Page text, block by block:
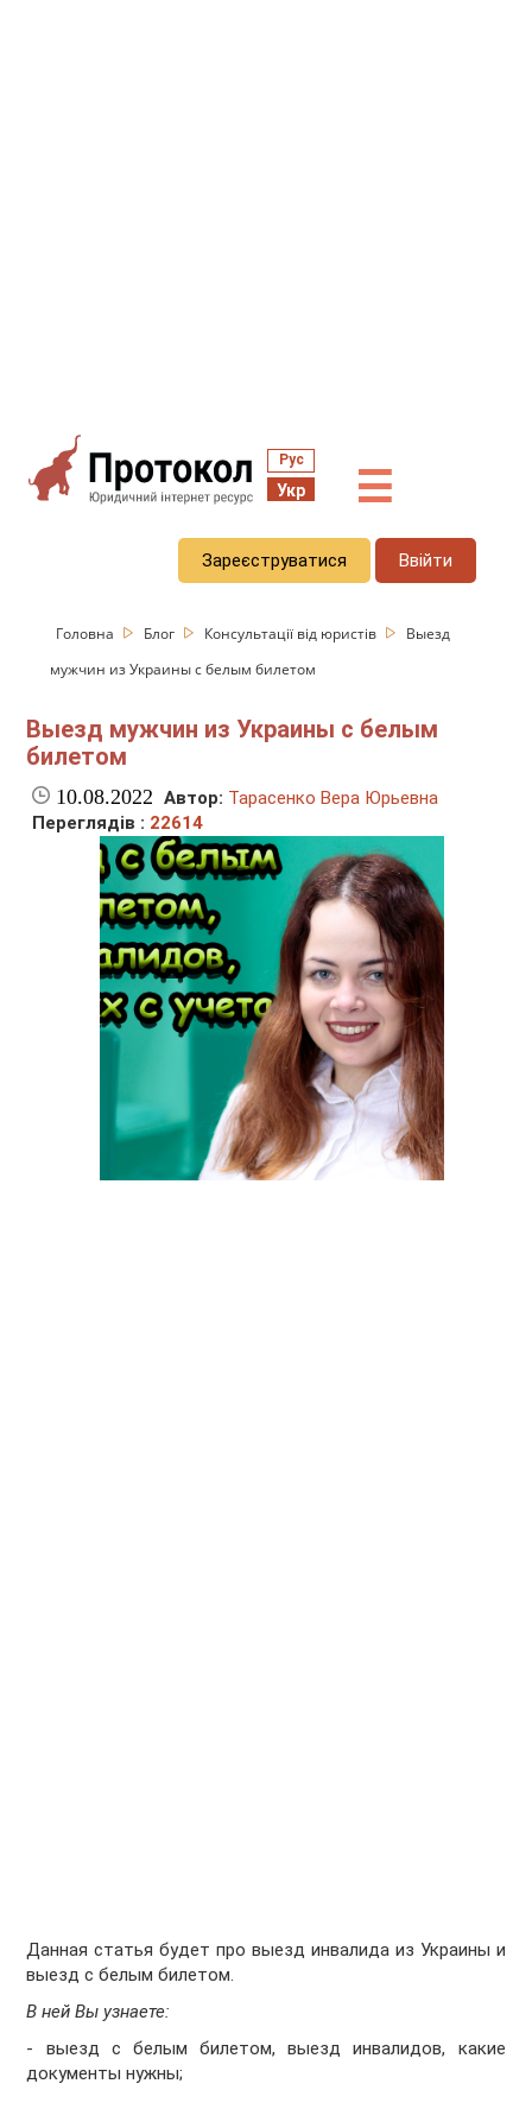
Рус
Укр ☰
Зареєструватися Ввійти
Головна Блог Консультації від юристів
Выезд
мужчин из Украины с белым билетом
Выезд мужчин из Украины с белым
билетом
10.08.2022 Автор: Тарасенко Вера Юрьевна
Переглядів : 22614
Данная статья будет про выезд инвалида из Украины и
выезд с белым билетом.
В ней Вы узнаете:
- выезд с белым билетом, выезд инвалидов, какие
документы нужны;